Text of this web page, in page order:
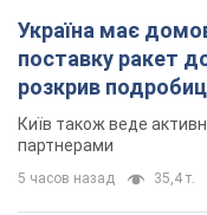
Україна має
поставку ракет
розкрив
Київ також веде
партнерами
5 часов назад 35,4 т.